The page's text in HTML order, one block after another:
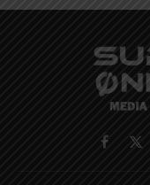
Facebook
X